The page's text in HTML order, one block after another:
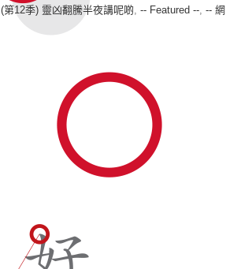
(第12季) 靈凶翻騰半夜講呢啲, -- Featured --, -- 網